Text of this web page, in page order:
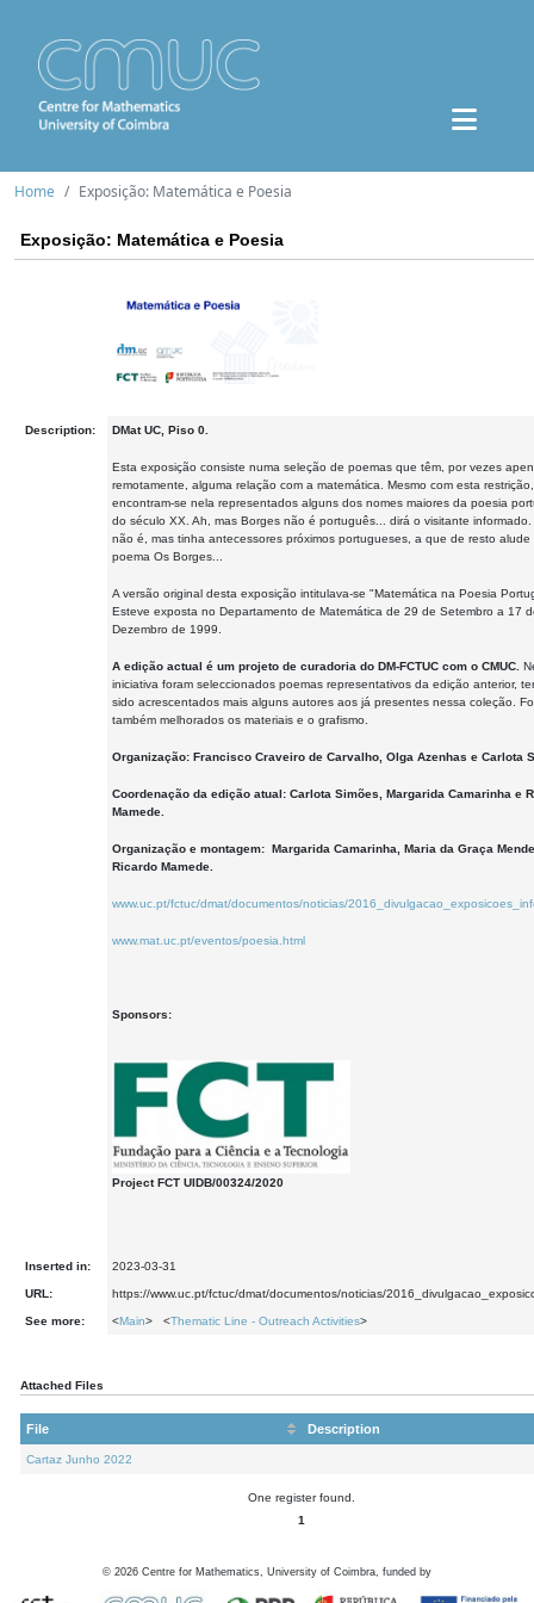
Home Exposição: Matemática e Poesia
Exposição: Matemática e Poesia
Description: DMat UC, Piso 0.
Esta exposição consiste numa seleção de poemas que têm, por vezes
remotamente, alguma relação com a matemática. Mesmo com esta restrição,
encontram-se nela representados alguns dos nomes maiores da poesia
do século XX. Ah, mas Borges não é português... dirá o visitante informado.
não é, mas tinha antecessores próximos portugueses, a que de resto alude
poema Os Borges...
A versão original desta exposição intitulava-se "Matemática na Poesia
Esteve exposta no Departamento de Matemática de 29 de Setembro a 17
Dezembro de 1999.
A edição actual é um projeto de curadoria do DM-FCTUC com o CMUC.
iniciativa foram seleccionados poemas representativos da edição anterior,
sido acrescentados mais alguns autores aos já presentes nessa coleção.
também melhorados os materiais e o grafismo.
Organização: Francisco Craveiro de Carvalho, Olga Azenhas e Carlota
Coordenação da edição atual: Carlota Simões, Margarida Camarinha e
Mamede.
Organização e montagem: Margarida Camarinha, Maria da Graça
Ricardo Mamede.
www.uc.pt/fctuc/dmat/documentos/noticias/
www.mat.uc.pt/eventos/poesia.html
Sponsors:
Project FCT UIDB/00324/2020
Inserted in: 2023-03-31
URL: https://www.uc.pt/fctuc/dmat/documentos/noticias/
See more: <Main> <Thematic Line - Outreach Activities>
Attached Files
File Description
Cartaz Junho 2022
One register found.
1
© 2026 Centre for Mathematics, University of Coimbra, funded by